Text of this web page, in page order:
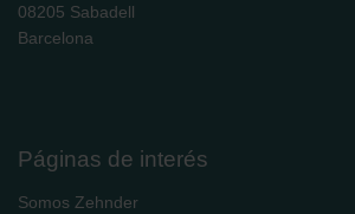
08205 Sabadell
Barcelona
Páginas de interés
Somos Zehnder